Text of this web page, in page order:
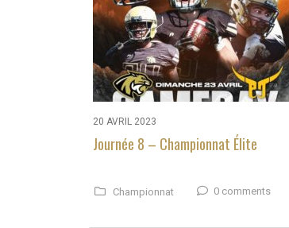
20 AVRIL 2023
Journée 8 – Championnat Élite
Championnat 0 comments